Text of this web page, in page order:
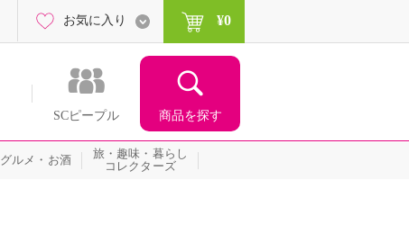
SCピープル 商品を探す
お気に入り ¥0
グルメ・お酒
旅・趣味・暮らし
コレクターズ